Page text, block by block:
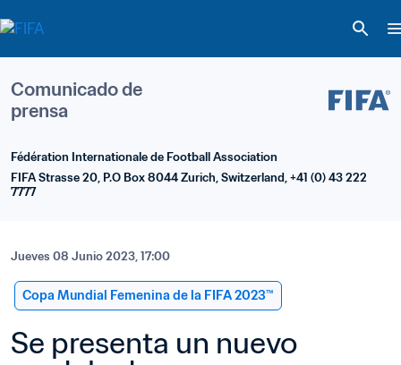
Comunicado de
prensa
Fédération Internationale de Football Association
FIFA Strasse 20, P.O Box 8044 Zurich, Switzerland, +41 (0) 43 222
7777
Jueves 08 Junio 2023, 17:00
Copa Mundial Femenina de la FIFA 2023™
Se presenta un nuevo